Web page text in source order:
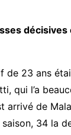
de 23 ans
qui l’a
arrivé de
34 la